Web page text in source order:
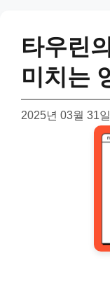
타우린
미치는
2025년 03월 31일